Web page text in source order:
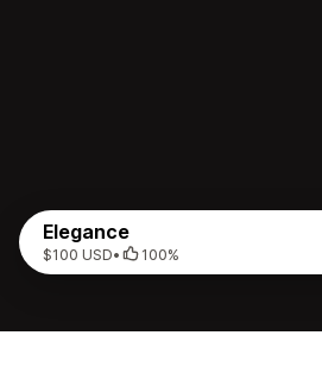
Elegance
$100 USD• 100%